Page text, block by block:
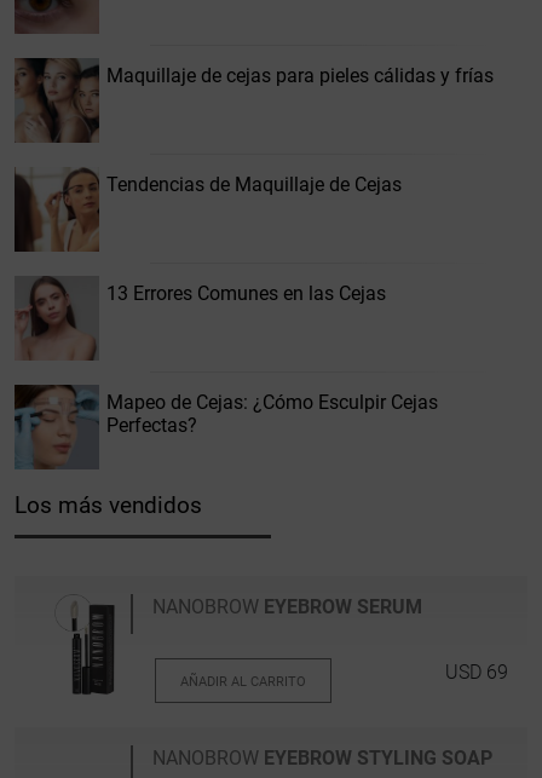
Maquillaje de cejas para pieles cálidas y frías
Tendencias de Maquillaje de Cejas
13 Errores Comunes en las Cejas
Mapeo de Cejas: ¿Cómo Esculpir Cejas
Perfectas?
Los más vendidos
NANOBROW EYEBROW SERUM
AÑADIR AL CARRITO USD 69
NANOBROW EYEBROW STYLING SOAP